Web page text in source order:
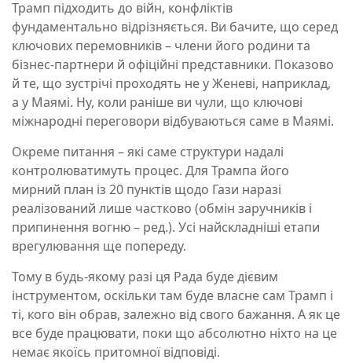
Трамп підходить до війн, конфліктів
фундаментально відрізняється. Ви бачите, що серед
ключових перемовників – члени його родини та
бізнес-партнери й офіційні представники. Показово
й те, що зустрічі проходять не у Женеві, наприклад,
а у Маямі. Ну, коли раніше ви чули, що ключові
міжнародні переговори відбуваються саме в Маямі.
Окреме питання – які саме структури надалі
контролюватимуть процес. Для Трампа його
мирний план із 20 пунктів щодо Гази наразі
реалізований лише частково (обмін заручників і
припинення вогню – ред.). Усі найскладніші етапи
врегулювання ще попереду.
Тому в будь-якому разі ця Рада буде дієвим
інструментом, оскільки там буде власне сам Трамп і
ті, кого він обрав, залежно від свого бажання. А як це
все буде працювати, поки що абсолютно ніхто на це
немає якоїсь притомної відповіді.